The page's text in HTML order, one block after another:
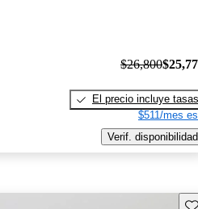
$26,800
El precio incluye tasas
$511/mes
Verif. disponibilidad